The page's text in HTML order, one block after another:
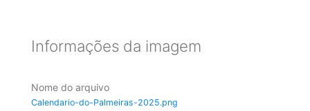
Informações da imagem
Nome do arquivo
Calendario-do-Palmeiras-2025.png